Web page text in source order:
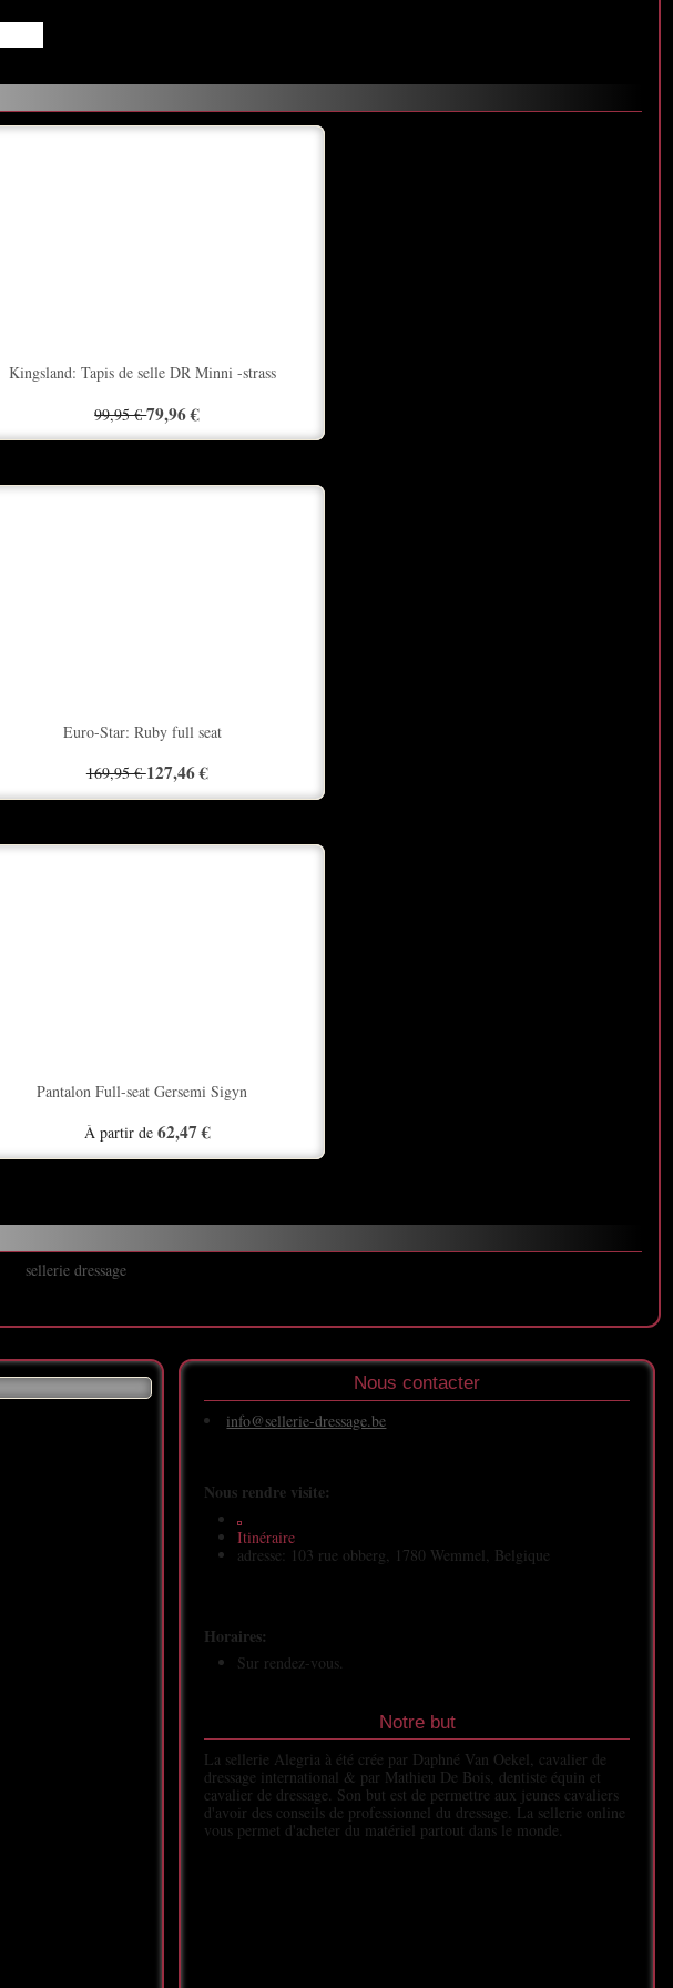
Kingsland: Tapis de selle DR Minni -strass
99,95 €79,96 €
Euro-Star: Ruby full seat
169,95 €127,46 €
Pantalon Full-seat Gersemi Sigyn
À partir de 62,47 €
sellerie dressage
Nous contacter
info@sellerie-dressage.be
Nous rendre visite:
Itinéraire
adresse: 103 rue obberg, 1780 Wemmel, Belgique
Horaires:
Sur rendez-vous.
Notre but
La sellerie Alegria à été crée par Daphné Van Oekel, cavalier de
dressage international & par Mathieu De Bois, dentiste équin et
cavalier de dressage. Son but est de permettre aux jeunes cavaliers
d'avoir des conseils de professionnel du dressage. La sellerie online
vous permet d'acheter du matériel partout dans le monde.